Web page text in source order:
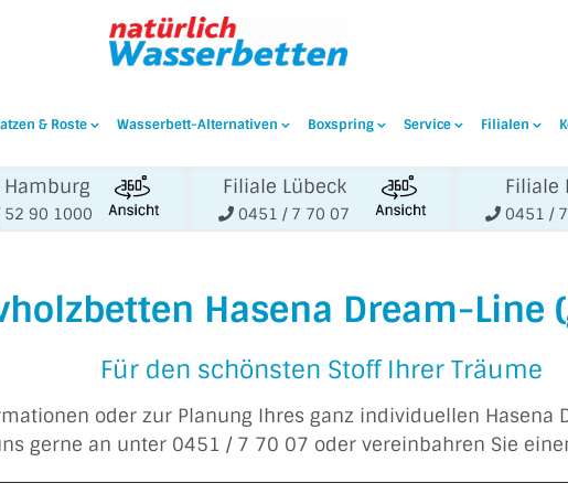
& Roste Wasserbett-Alternativen Boxspring Service Filialen
52 90 1000
Filiale Lübeck
0451 / 7 70 07
Filiale
0451 /
Hasena Dream-Line
Für den schönsten Stoff Ihrer Träume
oder zur Planung Ihres ganz individuellen Hasena
gerne an unter 0451 / 7 70 07 oder vereinbahren Sie